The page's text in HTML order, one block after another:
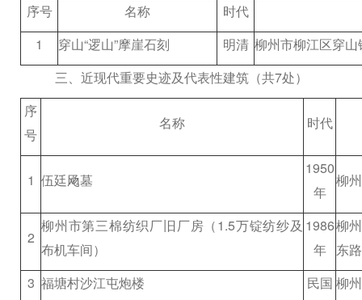
序号
名称
时代
1
穿山“逻山”摩崖石刻 明清 柳州市柳江区穿
三、近现代重要史迹及代表性建筑（共7处）
序
号
名称 时代
1 伍廷飏墓
1950
年
柳
2
柳州市第三棉纺织厂旧厂房（1.5万锭纺纱及
布机车间）
1986
年
柳
东路
3 福塘村沙江屯炮楼 民国 柳